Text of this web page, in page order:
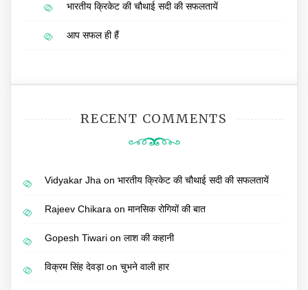
भारतीय क्रिकेट की चौथाई सदी की सफलतायें
आप सफल ही हैं
RECENT COMMENTS
Vidyakar Jha on भारतीय क्रिकेट की चौथाई सदी की सफलतायें
Rajeev Chikara on मानसिक रोगियों की बात
Gopesh Tiwari on लाश की कहानी
विक्रम सिंह देवड़ाon चुभने वाली हार